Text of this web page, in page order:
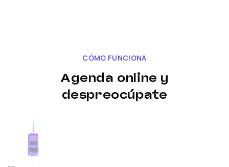
CÓMO FUNCIONA
Agenda online y
despreocúpate